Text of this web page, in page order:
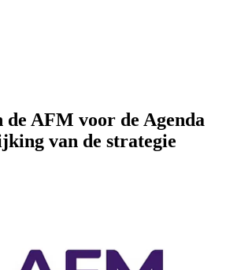
de AFM voor de Agenda
van de strategie